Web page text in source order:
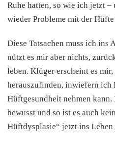
Ruhe hatten, so wie ich jetzt
wieder Probleme mit der Hüfte
Diese Tatsachen muss ich ins
nützt es mir aber nichts,
leben. Klüger erscheint es
herauszufinden, inwiefern ich
Hüftgesundheit nehmen kann.
bewusst und so ist es auch
Hüftdysplasie“ jetzt ins Leben